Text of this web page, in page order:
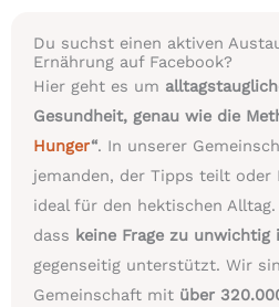
Du suchst einen aktiven
Ernährung auf Facebook?
Hier geht es um
Gesundheit, genau wie die
Hunger“. In unserer
jemanden, der Tipps teilt oder
ideal für den hektischen
dass keine Frage zu unwichtig
gegenseitig unterstützt. Wir
Gemeinschaft mit über